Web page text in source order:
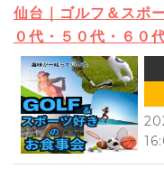
仙台｜ゴルフ＆スポ
０代・５０代・６０